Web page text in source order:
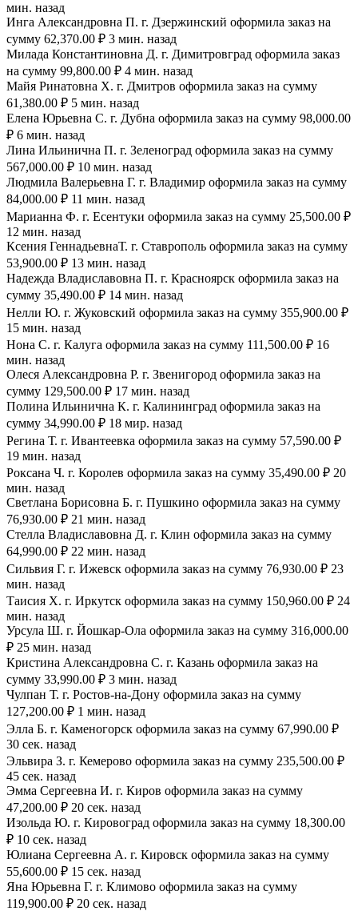
мин. назад
Инга Александровна П. г. Дзержинский оформила заказ на
сумму 62,370.00 ₽ 3 мин. назад
Милада Константиновна Д. г. Димитровград оформила заказ
на сумму 99,800.00 ₽ 4 мин. назад
Майя Ринатовна Х. г. Дмитров оформила заказ на сумму
61,380.00 ₽ 5 мин. назад
Елена Юрьевна С. г. Дубна оформила заказ на сумму 98,000.00
₽ 6 мин. назад
Лина Ильинична П. г. Зеленоград оформила заказ на сумму
567,000.00 ₽ 10 мин. назад
Людмила Валерьевна Г. г. Владимир оформила заказ на сумму
84,000.00 ₽ 11 мин. назад
Марианна Ф. г. Есентуки оформила заказ на сумму 25,500.00 ₽
12 мин. назад
Ксения ГеннадьевнаТ. г. Ставрополь оформила заказ на сумму
53,900.00 ₽ 13 мин. назад
Надежда Владиславовна П. г. Красноярск оформила заказ на
сумму 35,490.00 ₽ 14 мин. назад
Нелли Ю. г. Жуковский оформила заказ на сумму 355,900.00 ₽
15 мин. назад
Нона С. г. Калуга оформила заказ на сумму 111,500.00 ₽ 16
мин. назад
Олеся Александровна Р. г. Звенигород оформила заказ на
сумму 129,500.00 ₽ 17 мин. назад
Полина Ильинична К. г. Калининград оформила заказ на
сумму 34,990.00 ₽ 18 мир. назад
Регина Т. г. Ивантеевка оформила заказ на сумму 57,590.00 ₽
19 мин. назад
Роксана Ч. г. Королев оформила заказ на сумму 35,490.00 ₽ 20
мин. назад
Светлана Борисовна Б. г. Пушкино оформила заказ на сумму
76,930.00 ₽ 21 мин. назад
Стелла Владиславовна Д. г. Клин оформила заказ на сумму
64,990.00 ₽ 22 мин. назад
Сильвия Г. г. Ижевск оформила заказ на сумму 76,930.00 ₽ 23
мин. назад
Таисия Х. г. Иркутск оформила заказ на сумму 150,960.00 ₽ 24
мин. назад
Урсула Ш. г. Йошкар-Ола оформила заказ на сумму 316,000.00
₽ 25 мин. назад
Кристина Александровна С. г. Казань оформила заказ на
сумму 33,990.00 ₽ 3 мин. назад
Чулпан Т. г. Ростов-на-Дону оформила заказ на сумму
127,200.00 ₽ 1 мин. назад
Элла Б. г. Каменогорск оформила заказ на сумму 67,990.00 ₽
30 сек. назад
Эльвира З. г. Кемерово оформила заказ на сумму 235,500.00 ₽
45 сек. назад
Эмма Сергеевна И. г. Киров оформила заказ на сумму
47,200.00 ₽ 20 сек. назад
Изольда Ю. г. Кировоград оформила заказ на сумму 18,300.00
₽ 10 сек. назад
Юлиана Сергеевна А. г. Кировск оформила заказ на сумму
55,600.00 ₽ 15 сек. назад
Яна Юрьевна Г. г. Климово оформила заказ на сумму
119,900.00 ₽ 20 сек. назад